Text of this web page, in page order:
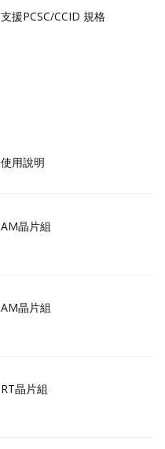
支援PCSC/CCID 規格
使用說明
AM晶片組
AM晶片組
RT晶片組